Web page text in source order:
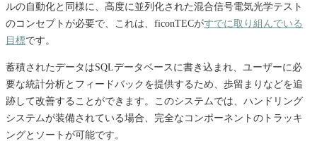
ルの自動化と同様に、高度に並列化された混合信号電気光学テスト
のコンセプトが必要で、これは、ficonTECがすでに取り組んでいる
目標です。
蓄積されたデータはSQLデータベースに書き込まれ、ユーザーに必
要な統計分析とフィードバックを提供するため、歩留まりなどを追
跡して改善することができます。このシステムでは、ハンドリング
システムが装備されている場合、完全なコンポーネントのトラッキ
ングとソートが可能です。